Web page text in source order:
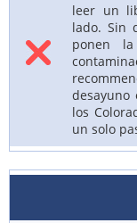
leer un
lado. Sin
ponen
los
un solo